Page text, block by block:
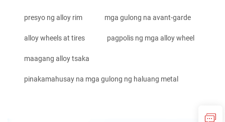
presyo ng alloy rim mga gulong na avant-garde
alloy wheels at tires pagpolis ng mga alloy wheel
maagang alloy tsaka
pinakamahusay na mga gulong ng haluang metal